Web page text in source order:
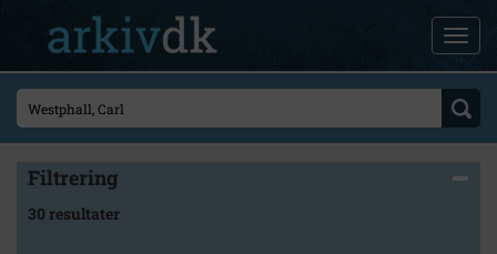
Filtrering
30 resultater